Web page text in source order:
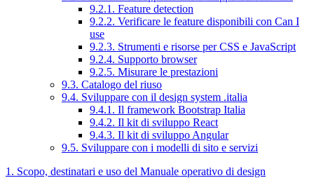
9.2.1. Feature detection
9.2.2. Verificare le feature disponibili con Can I
use
9.2.3. Strumenti e risorse per CSS e JavaScript
9.2.4. Supporto browser
9.2.5. Misurare le prestazioni
9.3. Catalogo del riuso
9.4. Sviluppare con il design system .italia
9.4.1. Il framework Bootstrap Italia
9.4.2. Il kit di sviluppo React
9.4.3. Il kit di sviluppo Angular
9.5. Sviluppare con i modelli di sito e servizi
1. Scopo, destinatari e uso del Manuale operativo di design